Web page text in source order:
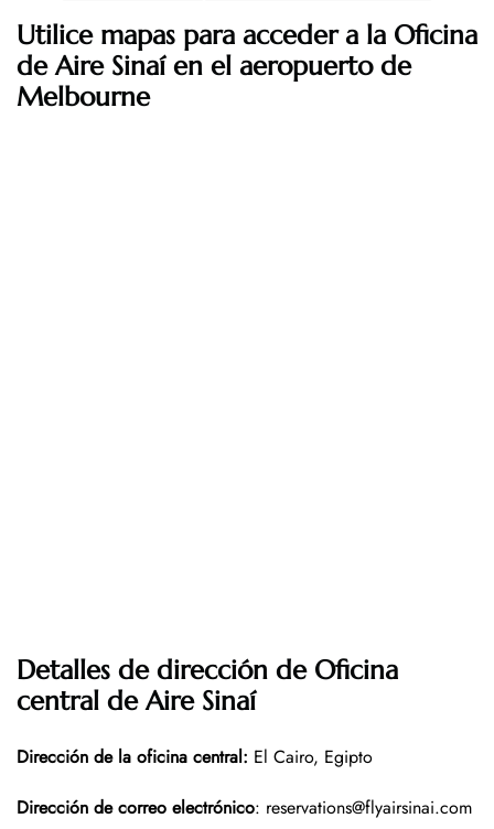
Utilice mapas para acceder a la Oficina
de Aire Sinaí en el aeropuerto de
Melbourne
Detalles de dirección de Oficina
central de Aire Sinaí
Dirección de la oficina central: El Cairo, Egipto
Dirección de correo electrónico: reservations@flyairsinai.com